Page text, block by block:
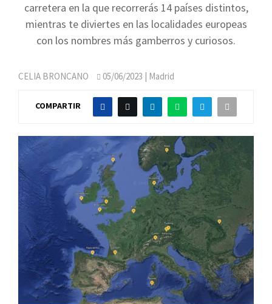
carretera en la que recorrerás 14 países distintos,
mientras te diviertes en las localidades europeas
con los nombres más gamberros y curiosos.
CELIA BRONCANO 05/06/2023 | Madrid
COMPARTIR